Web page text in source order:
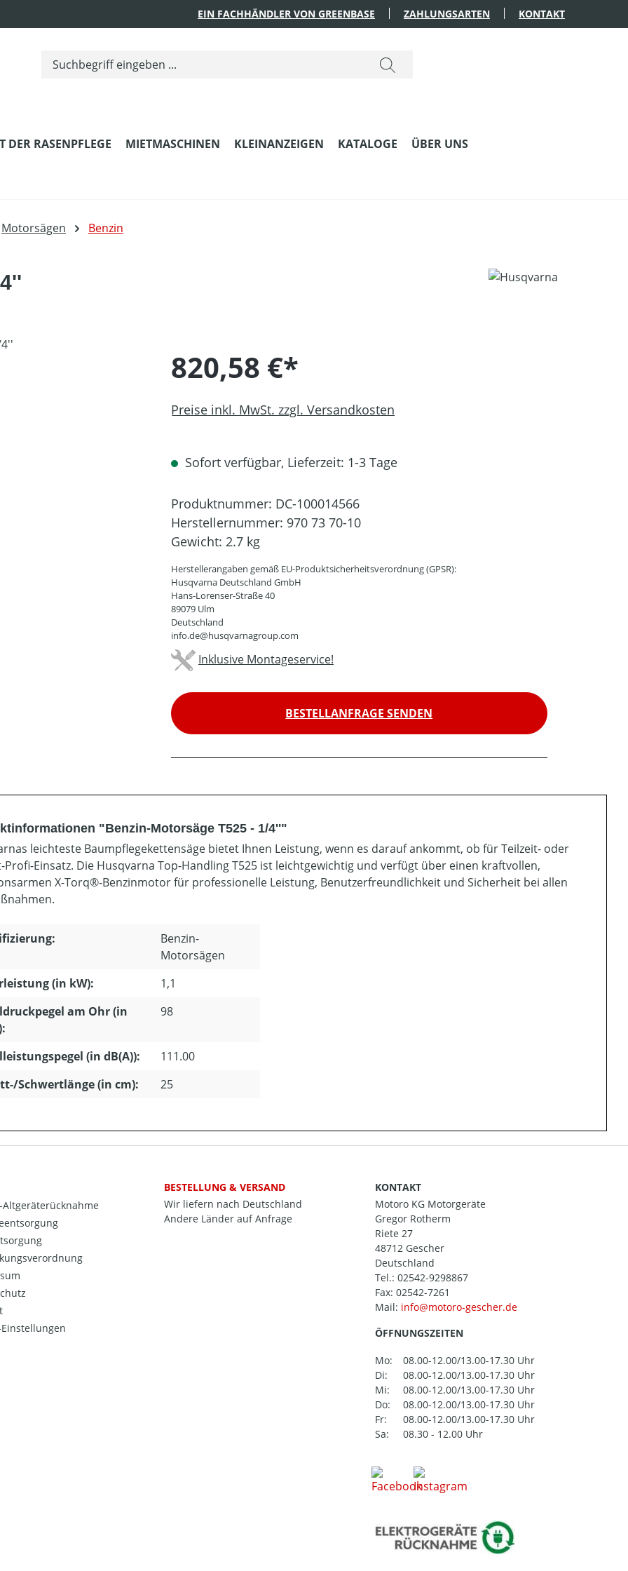
EIN FACHHÄNDLER VON GREENBASE ZAHLUNGSARTEN KONTAKT
DER RASENPFLEGE MIETMASCHINEN KLEINANZEIGEN KATALOGE ÜBER UNS
Motorsägen Benzin
820,58 €*
Preise inkl. MwSt. zzgl. Versandkosten
Sofort verfügbar, Lieferzeit: 1-3 Tage
Produktnummer: DC-100014566
Herstellernummer: 970 73 70-10
Gewicht: 2.7 kg
Herstellerangaben gemäß EU-Produktsicherheitsverordnung (GPSR):
Husqvarna Deutschland GmbH
Hans-Lorenser-Straße 40
89079 Ulm
Deutschland
info.de@husqvarnagroup.com
Inklusive Montageservice!
BESTELLANFRAGE SENDEN
"Benzin-Motorsäge T525 - 1/4''"
leichteste Baumpflegekettensäge bietet Ihnen Leistung, wenn es darauf ankommt, ob für Teilzeit- oder
Profi-Einsatz. Die Husqvarna Top-Handling T525 ist leichtgewichtig und verfügt über einen kraftvollen,
X-Torq®-Benzinmotor für professionelle Leistung, Benutzerfreundlichkeit und Sicherheit bei allen
Benzin-
Motorsägen
(in kW):
1,1
am Ohr (in
98
(in dB(A)):
111.00
Schwertlänge (in cm):
25
Altgeräterücknahme
Einstellungen
BESTELLUNG & VERSAND
Wir liefern nach Deutschland
Andere Länder auf Anfrage
KONTAKT
Motoro KG Motorgeräte
Gregor Rotherm
Riete 27
48712 Gescher
Deutschland
Tel.: 02542-9298867
Fax: 02542-7261
Mail:
ÖFFNUNGSZEITEN
Mo:
08.00-12.00/13.00-17.30 Uhr
Di:
08.00-12.00/13.00-17.30 Uhr
Mi:
08.00-12.00/13.00-17.30 Uhr
Do:
08.00-12.00/13.00-17.30 Uhr
Fr:
08.00-12.00/13.00-17.30 Uhr
Sa:
08.30 - 12.00 Uhr